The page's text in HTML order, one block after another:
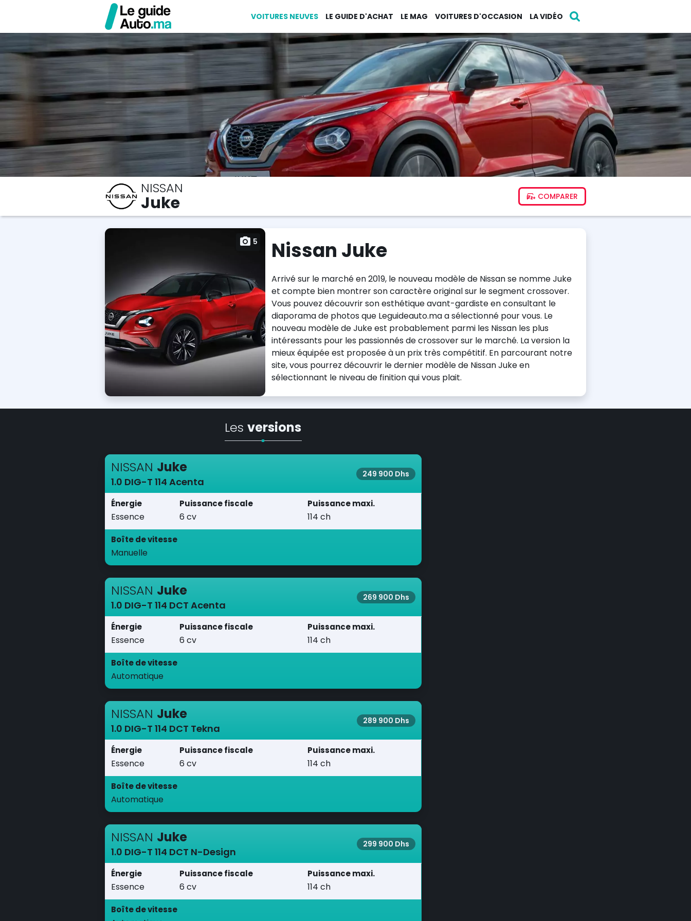
VOITURES NEUVES LE GUIDE D'ACHAT LE MAG VOITURES D'OCCASION LA VIDÉO
NISSAN
Juke COMPARER
5 Nissan Juke
Arrivé sur le marché en 2019, le nouveau modèle de Nissan se nomme Juke
et compte bien montrer son caractère original sur le segment crossover.
Vous pouvez découvrir son esthétique avant-gardiste en consultant le
diaporama de photos que Leguideauto.ma a sélectionné pour vous. Le
nouveau modèle de Juke est probablement parmi les Nissan les plus
intéressants pour les passionnés de crossover sur le marché. La version la
mieux équipée est proposée à un prix très compétitif. En parcourant notre
site, vous pourrez découvrir le dernier modèle de Nissan Juke en
sélectionnant le niveau de finition qui vous plait.
Lesversions
NISSAN Juke
1.0 DIG-T 114 Acenta
249 900 Dhs
Énergie
Essence
Puissance fiscale
6 cv
Puissance maxi.
114 ch
Boîte de vitesse
Manuelle
NISSAN Juke
1.0 DIG-T 114 DCT Acenta
269 900 Dhs
Énergie
Essence
Puissance fiscale
6 cv
Puissance maxi.
114 ch
Boîte de vitesse
Automatique
NISSAN Juke
1.0 DIG-T 114 DCT Tekna
289 900 Dhs
Énergie
Essence
Puissance fiscale
6 cv
Puissance maxi.
114 ch
Boîte de vitesse
Automatique
NISSAN Juke
1.0 DIG-T 114 DCT N-Design
299 900 Dhs
Énergie
Essence
Puissance fiscale
6 cv
Puissance maxi.
114 ch
Boîte de vitesse